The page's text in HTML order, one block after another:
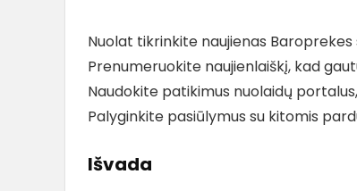
Nuolat tikrinkite naujienas Baroprekes
Prenumeruokite naujienlaiškį, kad
Naudokite patikimus nuolaidų
Palyginkite pasiūlymus su kitomis
Išvada